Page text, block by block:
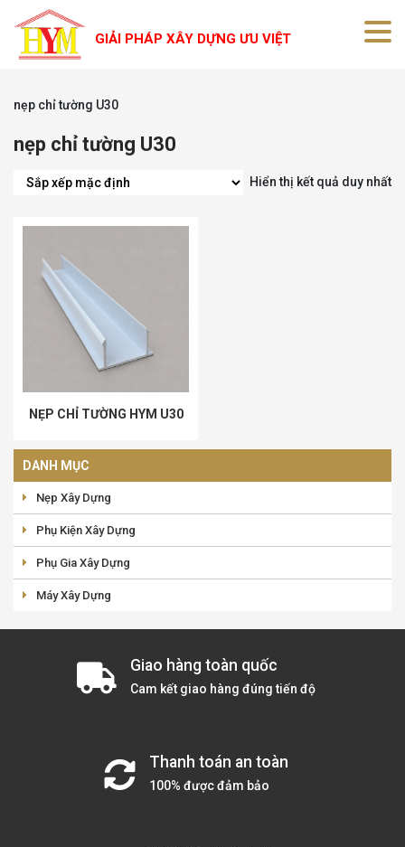
GIẢI PHÁP XÂY DỰNG ƯU VIỆT
nẹp chỉ tường U30
nẹp chỉ tường U30
Hiển thị kết quả duy nhất
NẸP CHỈ TƯỜNG HYM U30
DANH MỤC
Nẹp Xây Dựng
Phụ Kiện Xây Dựng
Phụ Gia Xây Dựng
Máy Xây Dựng
Giao hàng toàn quốc
Cam kết giao hàng đúng tiến độ
Thanh toán an toàn
100% được đảm bảo